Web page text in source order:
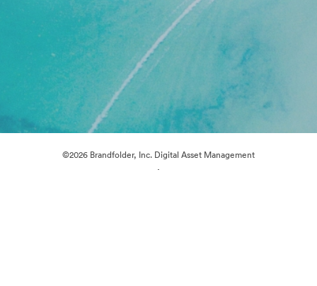
©2026 Brandfolder, Inc. Digital Asset Management
·